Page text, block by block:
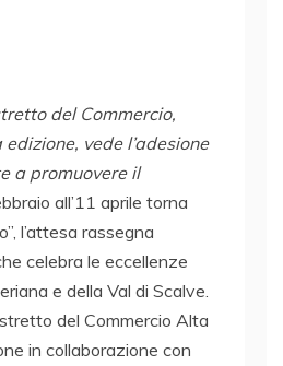
del Commercio,
vede l’adesione
a promuovere il
all’11 aprile torna
l’attesa rassegna
celebra le eccellenze
e della Val di Scalve.
del Commercio Alta
in collaborazione con